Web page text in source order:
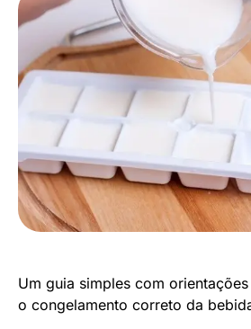
Um guia simples com
o congelamento correto da